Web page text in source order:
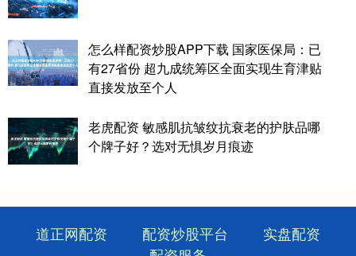
怎么样配资炒股APP下载 国家医保局：已
有27省份 超九成统筹区全面实现生育津贴
直接发放至个人
老虎配资 敏感肌抗皱纹抗衰老的护肤品哪
个牌子好？选对无惧岁月痕迹
道正网配资 配资炒股平台
实盘配资